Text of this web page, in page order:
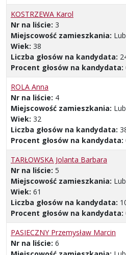
KOSTRZEWA Karol
Nr na liście: 3
Miejscowość zamieszkania:
Wiek: 38
Liczba głosów na kandydata:
Procent głosów na kandydata:
ROLA Anna
Nr na liście: 4
Miejscowość zamieszkania:
Wiek: 32
Liczba głosów na kandydata:
Procent głosów na kandydata:
TARŁOWSKA Jolanta Barbara
Nr na liście: 5
Miejscowość zamieszkania:
Wiek: 61
Liczba głosów na kandydata:
Procent głosów na kandydata:
PASIECZNY Przemysław Marcin
Nr na liście: 6